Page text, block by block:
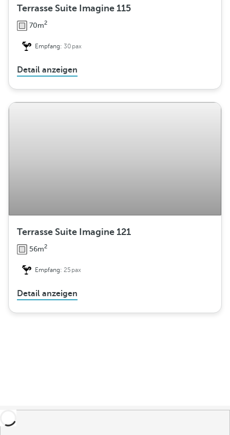
Terrasse Suite Imagine 115
70m2
Empfang:30pax
Detail anzeigen
Terrasse Suite Imagine 121
56m2
Empfang:25pax
Detail anzeigen